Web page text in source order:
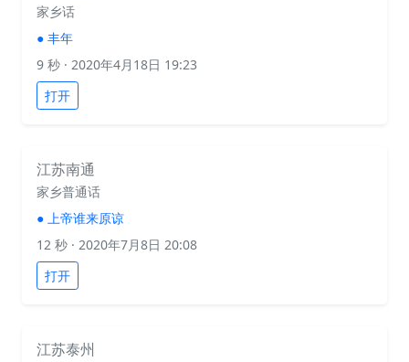
家乡话
● 丰年
9 秒 · 2020年4月18日 19:23
打开
江苏南通
家乡普通话
● 上帝谁来原谅
12 秒 · 2020年7月8日 20:08
打开
江苏泰州